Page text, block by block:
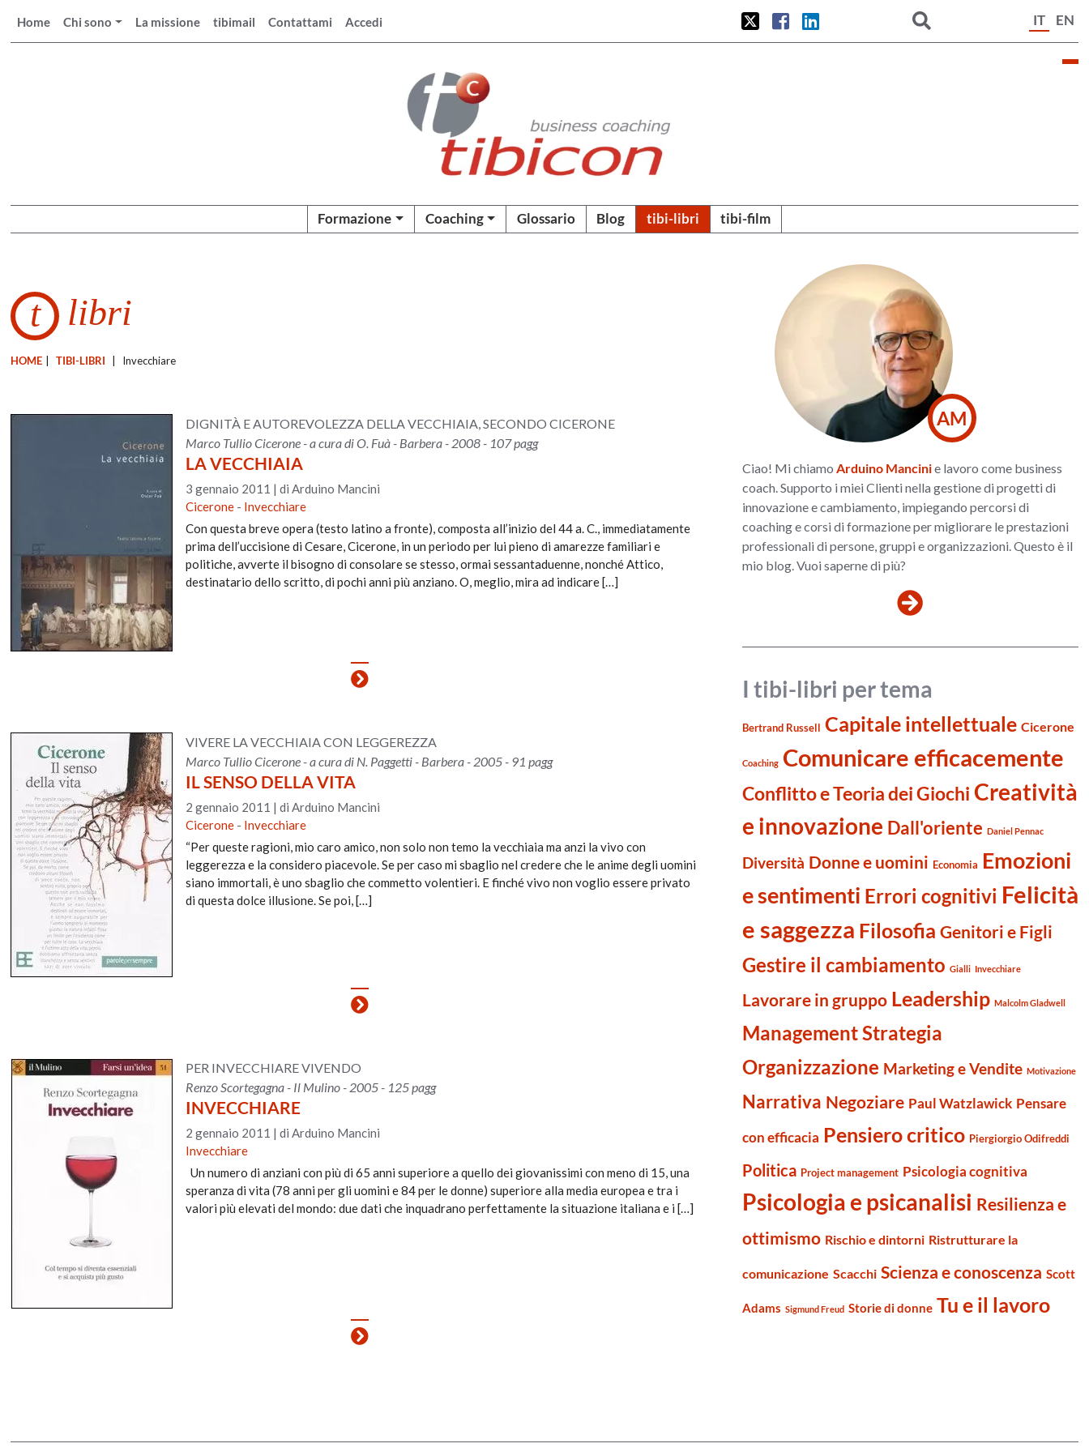
Home Chi sono La missione tibimail Contattami Accedi IT EN
Formazione Coaching Glossario Blog tibi-libri tibi-film
t libri
HOME TIBI-LIBRI Invecchiare
DIGNITÀ E AUTOREVOLEZZA DELLA VECCHIAIA, SECONDO CICERONE
Marco Tullio Cicerone - a cura di O. Fuà - Barbera - 2008 - 107 pagg
LA VECCHIAIA
3 gennaio 2011 | di Arduino Mancini
Cicerone- Invecchiare
Con questa breve opera (testo latino a fronte), composta all’inizio del 44 a. C., immediatamente
prima dell’uccisione di Cesare, Cicerone, in un periodo per lui pieno di amarezze familiari e
politiche, avverte il bisogno di consolare se stesso, ormai sessantaduenne, nonché Attico,
destinatario dello scritto, di pochi anni più anziano. O, meglio, mira ad indicare […]
VIVERE LA VECCHIAIA CON LEGGEREZZA
Marco Tullio Cicerone - a cura di N. Paggetti - Barbera - 2005 - 91 pagg
IL SENSO DELLA VITA
2 gennaio 2011 | di Arduino Mancini
Cicerone- Invecchiare
“Per queste ragioni, mio caro amico, non solo non temo la vecchiaia ma anzi la vivo con
leggerezza e la considero piacevole. Se per caso mi sbaglio nel credere che le anime degli uomini
siano immortali, è uno sbaglio che commetto volentieri. E finché vivo non voglio essere privato
di questa dolce illusione. Se poi, […]
PER INVECCHIARE VIVENDO
Renzo Scortegagna - Il Mulino - 2005 - 125 pagg
INVECCHIARE
2 gennaio 2011 | di Arduino Mancini
Invecchiare
Un numero di anziani con più di 65 anni superiore a quello dei giovanissimi con meno di 15, una
speranza di vita (78 anni per gli uomini e 84 per le donne) superiore alla media europea e tra i
valori più elevati del mondo: due dati che inquadrano perfettamente la situazione italiana e i […]
AM
Ciao! Mi chiamo Arduino Mancinie lavoro come business
coach. Supporto i miei Clienti nella gestione di progetti di
innovazione e cambiamento, impiegando percorsi di
coaching e corsi di formazione per migliorare le prestazioni
professionali di persone, gruppi e organizzazioni. Questo è il
mio blog. Vuoi saperne di più?
I tibi-libri per tema
Bertrand Russell Capitale intellettuale Cicerone
Coaching Comunicare efficacemente
Conflitto e Teoria dei Giochi Creatività
e innovazione Dall'oriente Daniel Pennac
Diversità Donne e uomini Economia Emozioni
e sentimenti Errori cognitivi Felicità
e saggezza Filosofia Genitori e Figli
Gestire il cambiamento Gialli Invecchiare
Lavorare in gruppo Leadership Malcolm Gladwell
Management Strategia
Organizzazione Marketing e Vendite Motivazione
Narrativa Negoziare Paul Watzlawick Pensare
con efficacia Pensiero critico Piergiorgio Odifreddi
Politica Project management Psicologia cognitiva
Psicologia e psicanalisi Resilienza e
ottimismo Rischio e dintorni Ristrutturare la
comunicazione Scacchi Scienza e conoscenza Scott
Adams Sigmund Freud Storie di donne Tu e il lavoro